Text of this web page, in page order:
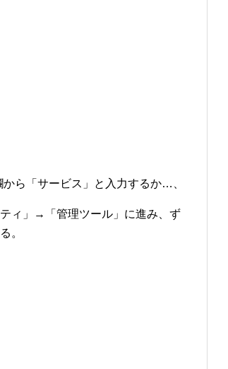
ら「サービス」と入力するか…、
ィ」→「管理ツール」に進み、ず
。